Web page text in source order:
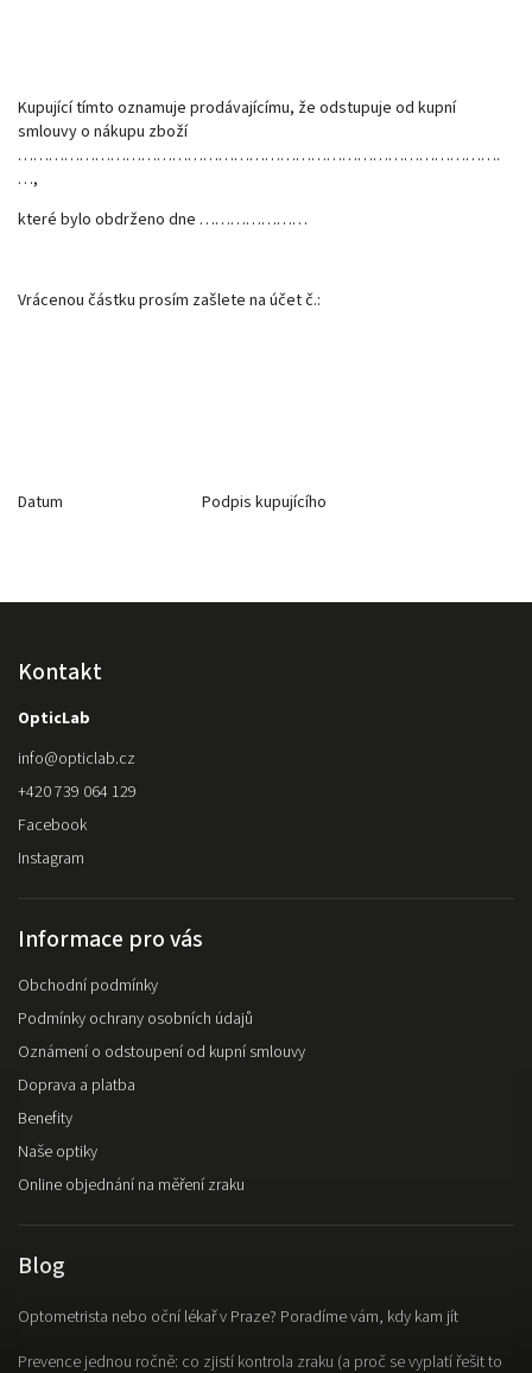
Kupující tímto oznamuje prodávajícímu, že odstupuje od kupní
smlouvy o nákupu zboží
………………………………………………………………………………….
…,
které bylo obdrženo dne …………………
Vrácenou částku prosím zašlete na účet č.:
Datum Podpis kupujícího
Kontakt
OpticLab
info@opticlab.cz
+420 739 064 129
Facebook
Instagram
Informace pro vás
Obchodní podmínky
Podmínky ochrany osobních údajů
Oznámení o odstoupení od kupní smlouvy
Doprava a platba
Benefity
Naše optiky
Online objednání na měření zraku
Blog
Optometrista nebo oční lékař v Praze? Poradíme vám, kdy kam jít
Prevence jednou ročně: co zjistí kontrola zraku (a proč se vyplatí řešit to